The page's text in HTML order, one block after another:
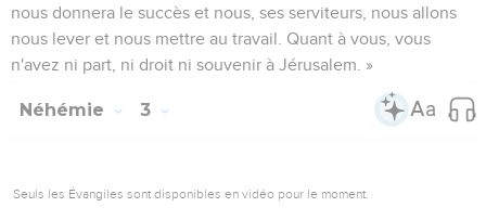
nous donnera le succès et nous, ses serviteurs, nous allons
nous lever et nous mettre au travail. Quant à vous, vous
n'avez ni part, ni droit ni souvenir à Jérusalem. »
Néhémie 3
Seuls les Évangiles sont disponibles en vidéo pour le moment.